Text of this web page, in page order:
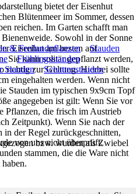
bietet der Eisenhut
Blütenmeer im Sommer, dessen
reichen. Im Garten schafft man
Sowohl in der Sonne
Eisenhut am besten auf
Sie kann solitär gepflanzt werden,
richtig zur Geltung. Hierbei sollte
eingehalten werden. Wenn nicht
Stauden im typischen 9x9cm Topf
angegeben ist gilt: Wenn Sie vor
Pflanzen, die frisch im Austrieb
Zeitpunkt). Wenn Sie nach der
der Regel zurückgeschnitten,
bzw. wurden als Zwiebel
& Freilandpflanzen
Stauden
Frühlingsstauden
Stauden
Schattenstauden
von uns nicht überprüft.
stammen, die die Ware nicht